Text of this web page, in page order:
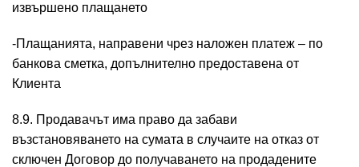
извършено плащането
-Плащанията, направени чрез наложен платеж – по
банкова сметка, допълнително предоставена от
Клиента
8.9. Продавачът има право да забави
възстановяването на сумата в случаите на отказ от
сключен Договор до получаването на продадените